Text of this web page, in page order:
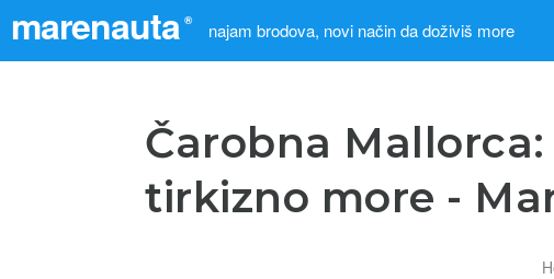
marenauta ® najam brodova, novi način da doživiš more
Čarobna
tirkizno more -